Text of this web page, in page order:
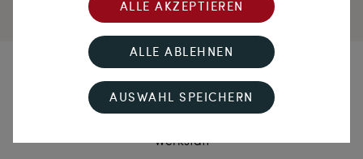
Lieblingsstück in Gelbgold
Werkstatt
ALLE AKZEPTIEREN
ALLE ABLEHNEN
AUSWAHL SPEICHERN